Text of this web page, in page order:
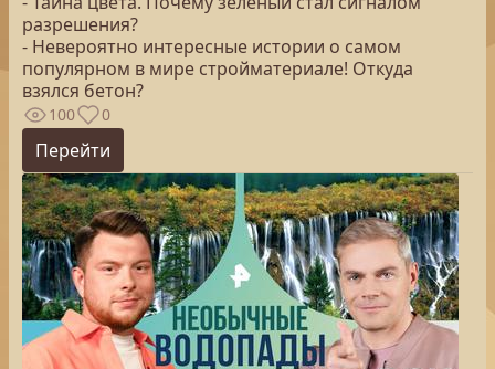
разрешения?
- Невероятно интересные истории о самом
популярном в мире стройматериале! Откуда
взялся бетон?
100 0
Перейти